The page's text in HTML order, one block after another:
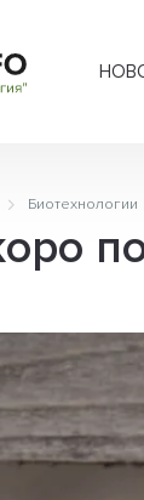
Биотехнологии